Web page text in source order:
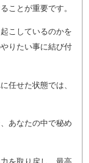
ことが重要です。
こしているのかを
りたい事に結び付
任せた状態では、
あなたの中で秘め
を取り戻し、最高